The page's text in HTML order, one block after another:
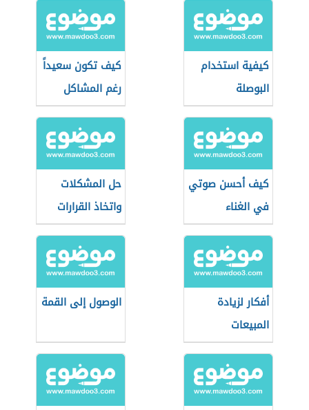
كيفية استخدام
البوصلة
كيف تكون سعيداً
رغم المشاكل
كيف أحسن صوتي
في الغناء
حل المشكلات
واتخاذ القرارات
أفكار لزيادة
المبيعات
الوصول إلى القمة